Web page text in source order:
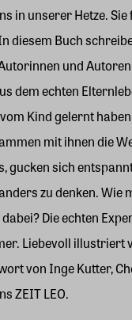
in unserer Hetze.
diesem Buch
und
dem echten
Kind gelernt
mit ihnen die
gucken sich
zu denken. Wie
Die echten
Liebevoll illustriert
von Inge Kutter,
ZEIT LEO.